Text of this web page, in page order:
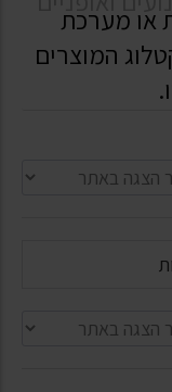
או מערכת
המוצרים